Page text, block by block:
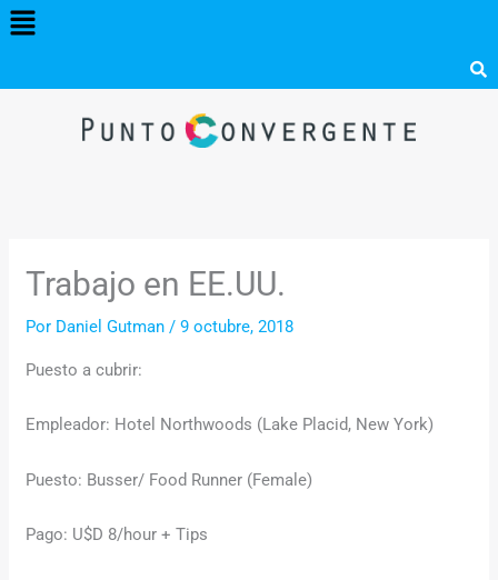
Menú
Trabajo en EE.UU.
Por Daniel Gutman/9 octubre, 2018
Puesto a cubrir:
Empleador: Hotel Northwoods (Lake Placid, New York)
Puesto: Busser/ Food Runner (Female)
Pago: U$D 8/hour + Tips